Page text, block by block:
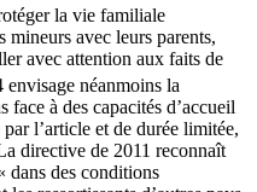
la vie familiale
mineurs avec leurs parents,
avec attention aux faits de
néanmoins la
face à des capacités d’accueil
l’article et de durée limitée,
directive de 2011 reconnaît
dans des conditions